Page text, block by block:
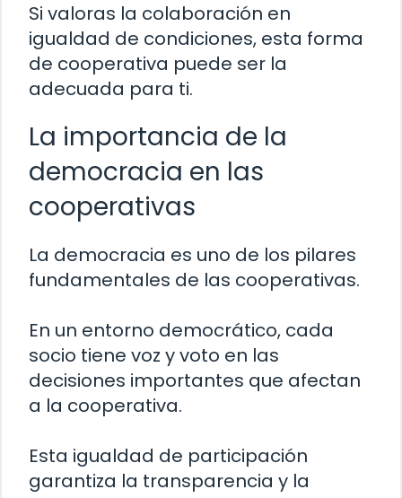
Si valoras la colaboración en
igualdad de condiciones, esta forma
de cooperativa puede ser la
adecuada para ti.
La importancia de la
democracia en las
cooperativas
La democracia es uno de los pilares
fundamentales de las cooperativas.
En un entorno democrático, cada
socio tiene voz y voto en las
decisiones importantes que afectan
a la cooperativa.
Esta igualdad de participación
garantiza la transparencia y la